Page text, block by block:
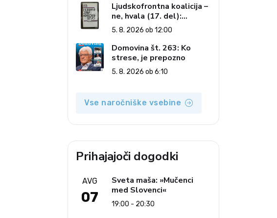
Ljudskofrontna koalicija –
ne, hvala (17. del):
Priprave na sestop z
oblasti – dvorska
opozicija 6: Gramsci na
delu: Revija 2000 in
revolucionarna izvotlitev
krščanstva
5. 8. 2026 ob 12:00
Domovina št. 263: Ko
strese, je prepozno
5. 8. 2026 ob 6:10
Vse naročniške vsebine
Prihajajoči dogodki
AVG
07
Sveta maša: »Mučenci
med Slovenci«
19:00 - 20:30